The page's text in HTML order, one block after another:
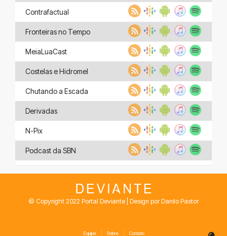
Contrafactual
Fronteiras no Tempo
MeiaLuaCast
Costelas e Hidromel
Chutando a Escada
Derivadas
N-Pix
Podcast da SBN
© Copyright 2022 Portal Deviante | Design por Danilo Pastor
Equipe Sobre Contato